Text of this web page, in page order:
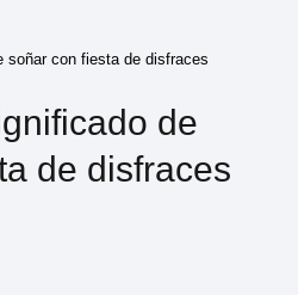
soñar con fiesta de disfraces
de
de disfraces